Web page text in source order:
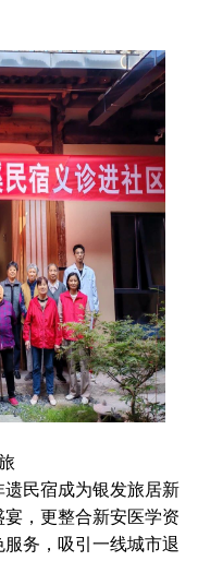
民宿成为银发旅居新
，更整合新安医学资
务，吸引一线城市退